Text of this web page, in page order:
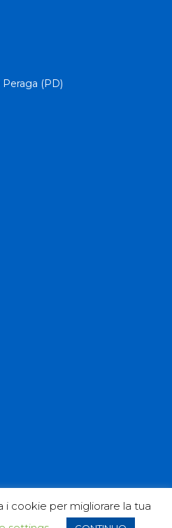
Peraga (PD)
i cookie per migliorare la tua